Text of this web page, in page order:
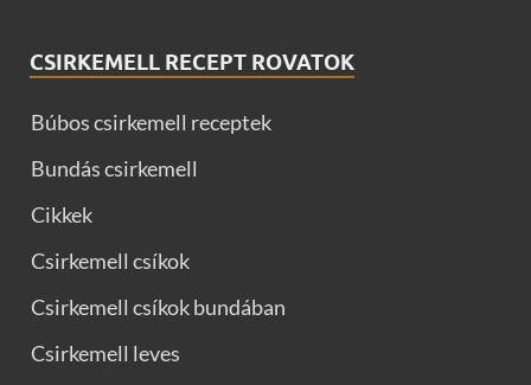
CSIRKEMELL RECEPT ROVATOK
Búbos csirkemell receptek
Bundás csirkemell
Cikkek
Csirkemell csíkok
Csirkemell csíkok bundában
Csirkemell leves